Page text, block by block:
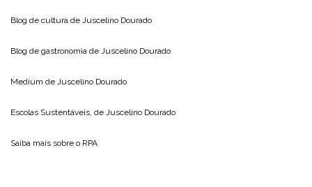
Blog de cultura de Juscelino Dourado
Blog de gastronomia de Juscelino Dourado
Medium de Juscelino Dourado
Escolas Sustentáveis, de Juscelino Dourado
Saiba mais sobre o RPA